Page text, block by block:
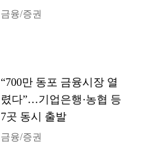
금융/증권
“700만 동포 금융시장 열
렸다”…기업은행·농협 등
7곳 동시 출발
금융/증권